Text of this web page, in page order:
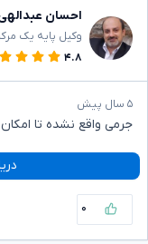
احسان
وکیل پایه یک
۴.۸
۵ سال پیش
جرمی واقع نشده تا
۰